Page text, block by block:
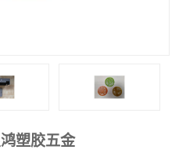
塑胶五金